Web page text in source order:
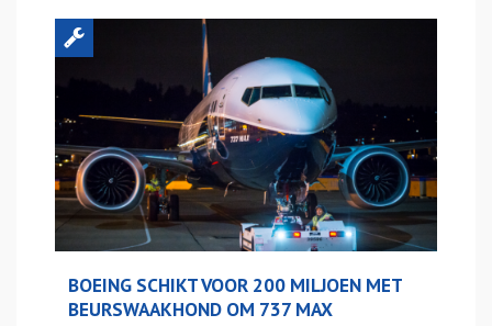
BOEING SCHIKT VOOR 200 MILJOEN MET
BEURSWAAKHOND OM 737 MAX